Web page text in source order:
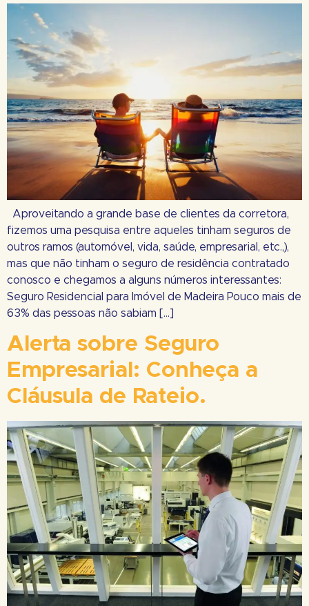
Aproveitando a grande base de clientes da corretora,
fizemos uma pesquisa entre aqueles tinham seguros de
outros ramos (automóvel, vida, saúde, empresarial, etc.,),
mas que não tinham o seguro de residência contratado
conosco e chegamos a alguns números interessantes:
Seguro Residencial para Imóvel de Madeira Pouco mais de
63% das pessoas não sabiam […]
Alerta sobre Seguro
Empresarial: Conheça a
Cláusula de Rateio.